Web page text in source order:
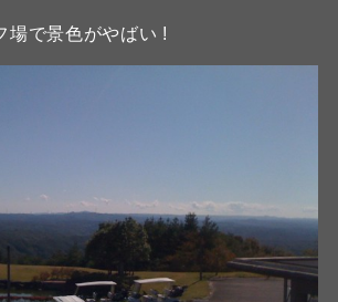
場で景色がやばい !